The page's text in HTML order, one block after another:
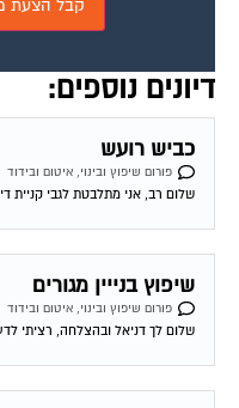
דיונים נוספים:
כביש רועש
פורום שיפוץ ובינוי, איטום ובידוד
שלום רב, אני מתלבטת לגבי קניית
שיפוץ בנייין מגורים
פורום שיפוץ ובינוי, איטום ובידוד
שלום לך דניאל ובהצלחה, רציתי